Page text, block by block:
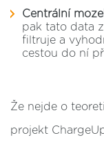
Centrální
pak tato data
filtruje a
cestou do ní
Že nejde o
projekt